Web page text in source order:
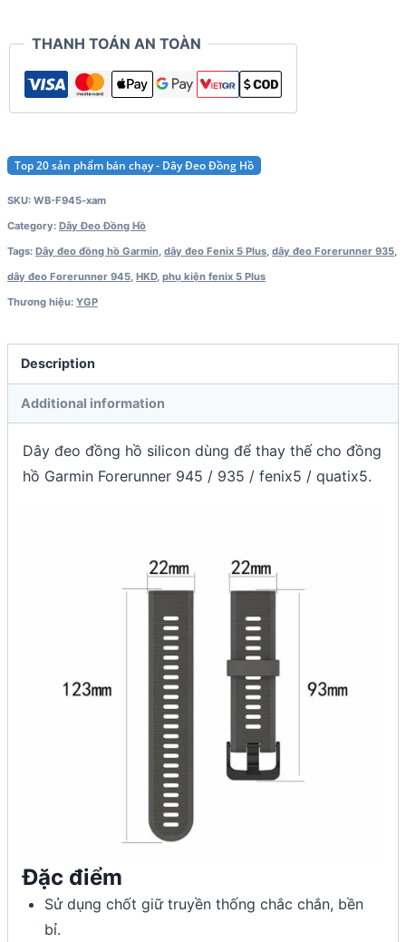
fenix
5
/
5
quantity
THANH TOÁN AN TOÀN
Top 20 sản phẩm bán chạy - Dây Đeo Đồng Hồ
SKU: WB-F945-xam
Category: Dây Đeo Đồng Hồ
Tags: Dây đeo đồng hồ Garmin, dây đeo Fenix 5 Plus, dây đeo Forerunner 935,
dây đeo Forerunner 945, HKD, phụ kiện fenix 5 Plus
Thương hiệu: YGP
Description
Additional information
Dây đeo đồng hồ silicon dùng để thay thế cho đồng
hồ Garmin Forerunner 945 / 935 / fenix5 / quatix5.
Đặc điểm
Sử dụng chốt giữ truyền thống chắc chắn, bền
bỉ.